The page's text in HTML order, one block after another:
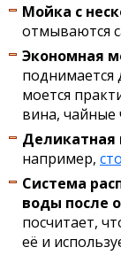
Мойка с
отмываются
Экономная
поднимается
моется
вина, чайные
Деликатная
например,
Система
воды после
посчитает,
её и